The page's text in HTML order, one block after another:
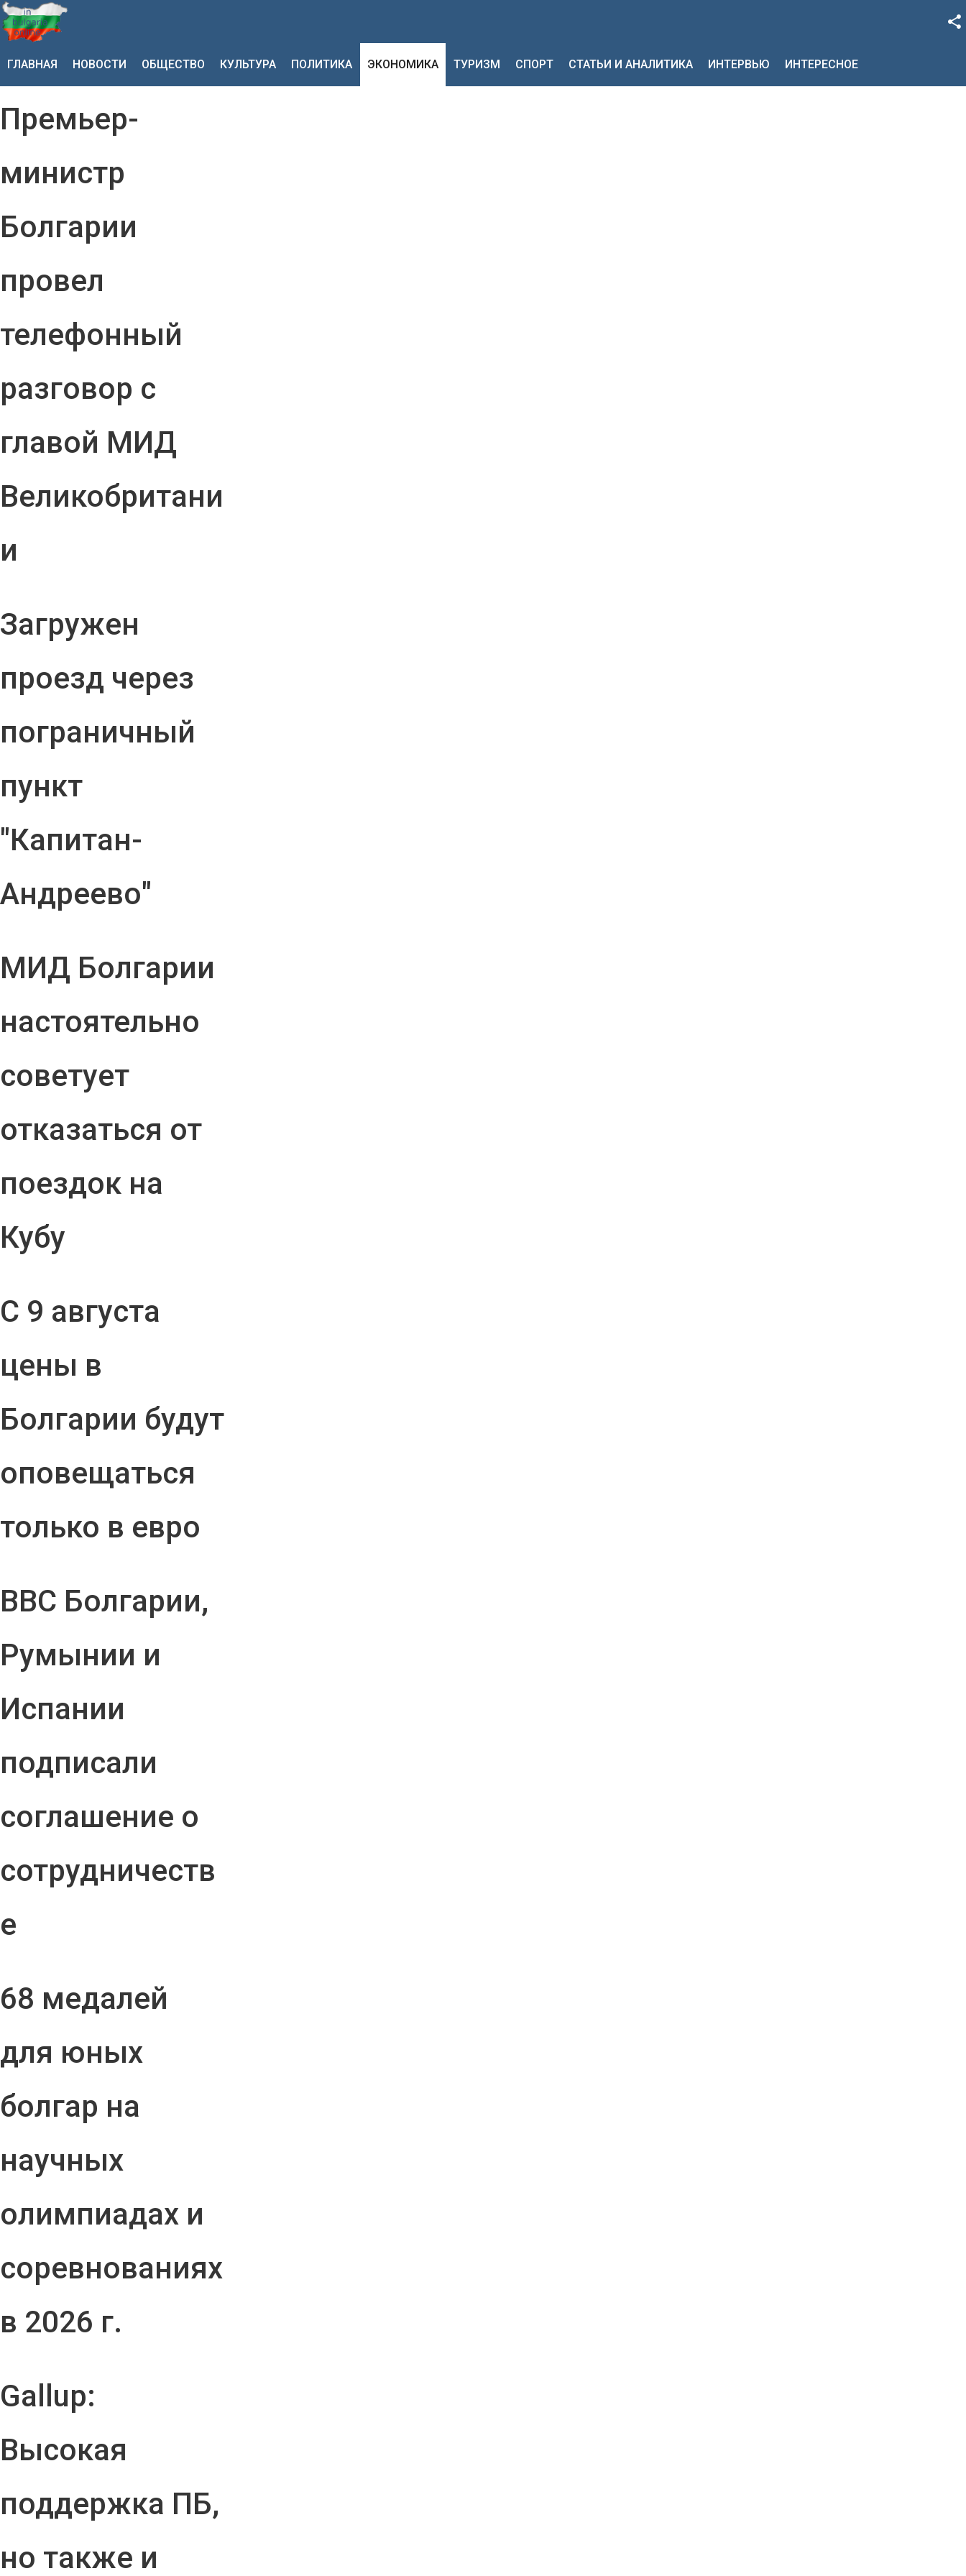
Google+
ГЛАВНАЯ НОВОСТИ ОБЩЕСТВО КУЛЬТУРА ПОЛИТИКА ЭКОНОМИКА ТУРИЗМ СПОРТ СТАТЬИ И АНАЛИТИКА ИНТЕРВЬЮ ИНТЕРЕСНОЕ
Премьер-
министр
Болгарии
провел
телефонный
разговор с
главой МИД
Великобритани
и
Загружен
проезд через
пограничный
пункт
"Капитан-
Андреево"
МИД Болгарии
настоятельно
советует
отказаться от
поездок на
Кубу
С 9 августа
цены в
Болгарии будут
оповещаться
только в евро
ВВС Болгарии,
Румынии и
Испании
подписали
соглашение о
сотрудничеств
е
68 медалей
для юных
болгар на
научных
олимпиадах и
соревнованиях
в 2026 г.
Gallup:
Высокая
поддержка ПБ,
но также и